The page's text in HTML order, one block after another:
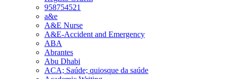
958754521
a&e
A&E Nurse
A&E-Accident and Emergency
ABA
Abrantes
Abu Dhabi
ACA; Saúde; quiosque da saúde